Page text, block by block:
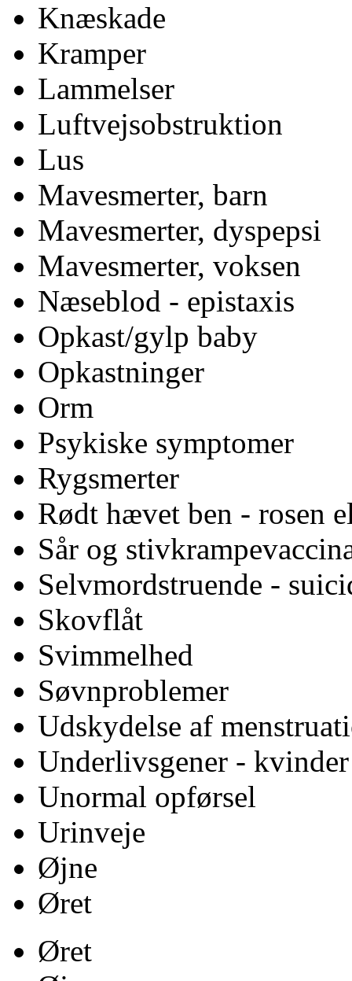
Knæskade
Kramper
Lammelser
Luftvejsobstruktion
Lus
Mavesmerter, barn
Mavesmerter, dyspepsi
Mavesmerter, voksen
Næseblod - epistaxis
Opkast/gylp baby
Opkastninger
Orm
Psykiske symptomer
Rygsmerter
Rødt hævet ben - rosen
Sår og
Selvmordstruende -
Skovflåt
Svimmelhed
Søvnproblemer
Udskydelse af
Underlivsgener - kvinder
Unormal opførsel
Urinveje
Øjne
Øret
Øret